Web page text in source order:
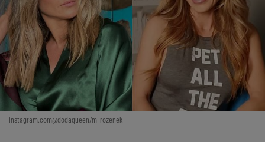
instagram.com@dodaqueen/m_rozenek